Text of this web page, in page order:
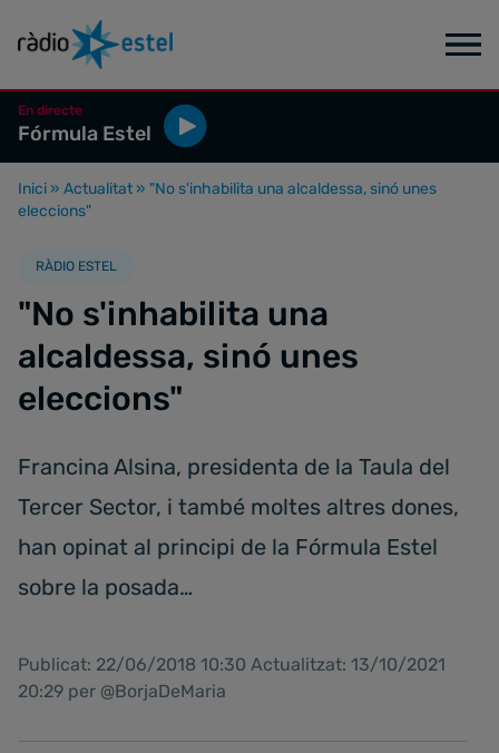
En directe
Fórmula Estel
Inici » Actualitat » "No s'inhabilita una alcaldessa, sinó unes
eleccions"
RÀDIO ESTEL
"No s'inhabilita una
alcaldessa, sinó unes
eleccions"
Francina Alsina, presidenta de la Taula del
Tercer Sector, i també moltes altres dones,
han opinat al principi de la Fórmula Estel
sobre la posada…
Publicat: 22/06/2018 10:30 Actualitzat: 13/10/2021
20:29 per @BorjaDeMaria